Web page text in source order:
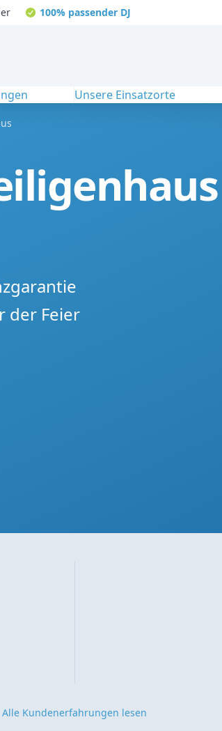
100% passender DJ
Unsere Einsatzorte
der Feier
Alle Kundenerfahrungen lesen